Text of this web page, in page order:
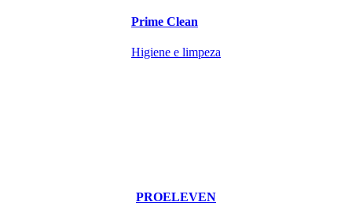
Prime Clean
Higiene e limpeza
PROELEVEN